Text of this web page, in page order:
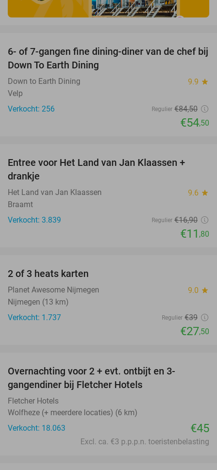
36%
6- of 7-gangen fine dining-diner van de chef bij
Down To Earth Dining
Down to Earth Dining 9.9 star
Velp
Verkocht: 256
Regulier €84,50
€54,50
Entree voor Het Land van Jan Klaassen +
drankje
Het Land van Jan Klaassen 9.6 star
Braamt
Verkocht: 3.839
Regulier €16,90
€11 ,80
2 of 3 heats karten
Planet Awesome Nijmegen 9.0 star
Nijmegen (13 km)
Verkocht: 1.737
Regulier €39
€27,50
Overnachting voor 2 + evt. ontbijt en 3-
gangendiner bij Fletcher Hotels
Fletcher Hotels
Wolfheze (+ meerdere locaties) (6 km)
Verkocht: 18.063
€45
Excl. ca. €3 p.p.p.n. toeristenbelasting